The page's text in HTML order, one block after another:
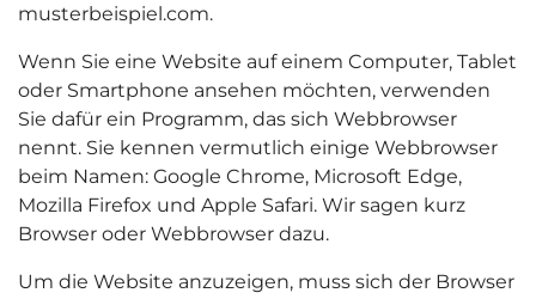
musterbeispiel.com.
Wenn Sie eine Website auf einem Computer, Tablet
oder Smartphone ansehen möchten, verwenden
Sie dafür ein Programm, das sich Webbrowser
nennt. Sie kennen vermutlich einige Webbrowser
beim Namen: Google Chrome, Microsoft Edge,
Mozilla Firefox und Apple Safari. Wir sagen kurz
Browser oder Webbrowser dazu.
Um die Website anzuzeigen, muss sich der Browser